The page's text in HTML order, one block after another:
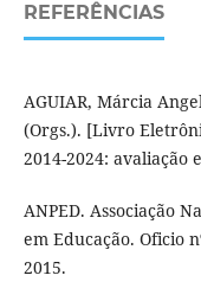
REFERÊNCIAS
AGUIAR, Márcia
(Orgs.). [Livro
2014-2024: avaliação
ANPED. Associação
em Educação. Oficio
2015.